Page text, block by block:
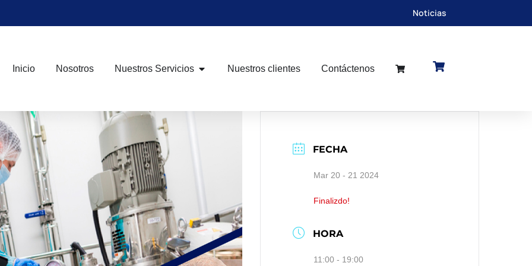
Noticias
Inicio Nosotros Nuestros Servicios Nuestros clientes Contáctenos
FECHA
Mar 20 - 21 2024
Finalizdo!
HORA
11:00 - 19:00